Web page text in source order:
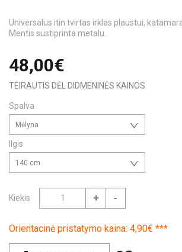
Universalus itin tvirtas irklas plaustui,
Mentis sustiprinta metalu.
48,00€
TEIRAUTIS DĖL DIDMENINĖS KAINOS
Spalva
Mėlyna
Ilgis
140 cm
Kiekis + -
Orientacinė pristatymo kaina: 4,90€ ***